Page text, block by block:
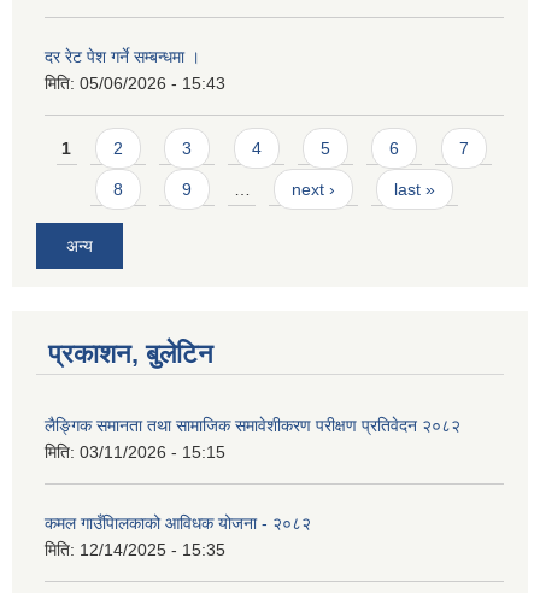
दर रेट पेश गर्ने सम्बन्धमा ।
मिति: 05/06/2026 - 15:43
Pages
1 2 3 4 5 6 7
8 9 … next › last »
अन्य
प्रकाशन, बुलेटिन
लैङ्गिक समानता तथा सामाजिक समावेशीकरण परीक्षण प्रतिवेदन २०८२
मिति: 03/11/2026 - 15:15
कमल गाउँपािलकाको आविधक योजना - २०८२
मिति: 12/14/2025 - 15:35